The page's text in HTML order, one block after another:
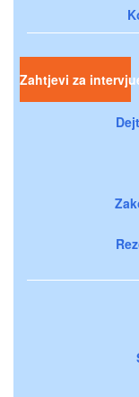
Zahtjevi za